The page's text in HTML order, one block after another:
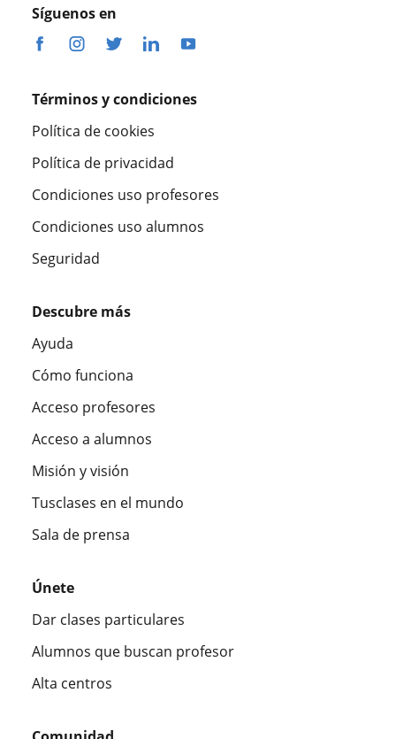
Síguenos en
Términos y condiciones
Política de cookies
Política de privacidad
Condiciones uso profesores
Condiciones uso alumnos
Seguridad
Descubre más
Ayuda
Cómo funciona
Acceso profesores
Acceso a alumnos
Misión y visión
Tusclases en el mundo
Sala de prensa
Únete
Dar clases particulares
Alumnos que buscan profesor
Alta centros